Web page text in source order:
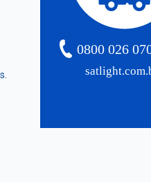
0800 026